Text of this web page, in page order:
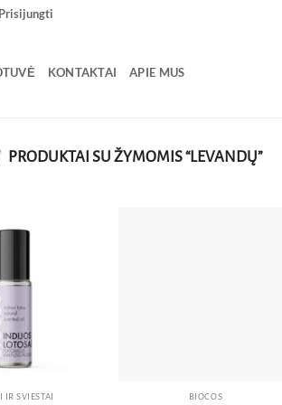
Prisijungti
KONTAKTAI APIE MUS
PRODUKTAI SU ŽYMOMIS “LEVANDŲ”
IR SVIESTAI BIOCOS